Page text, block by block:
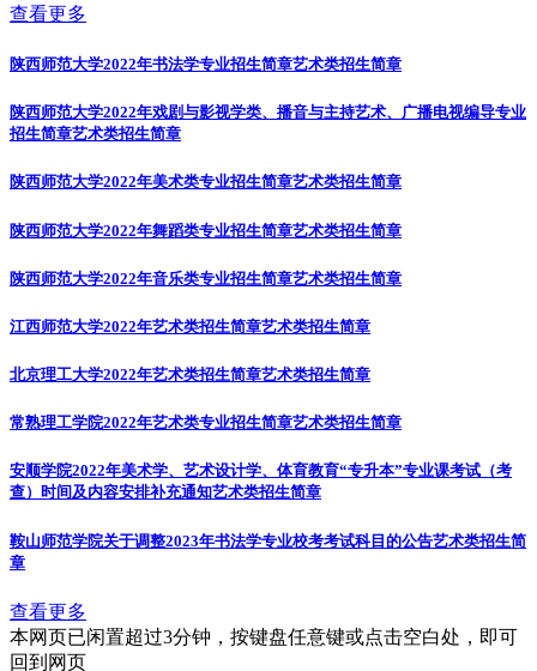
查看更多
陕西师范大学2022年书法学专业招生简章艺术类招生简章
陕西师范大学2022年戏剧与影视学类、播音与主持艺术、广播电视编导专业
招生简章艺术类招生简章
陕西师范大学2022年美术类专业招生简章艺术类招生简章
陕西师范大学2022年舞蹈类专业招生简章艺术类招生简章
陕西师范大学2022年音乐类专业招生简章艺术类招生简章
江西师范大学2022年艺术类招生简章艺术类招生简章
北京理工大学2022年艺术类招生简章艺术类招生简章
常熟理工学院2022年艺术类专业招生简章艺术类招生简章
安顺学院2022年美术学、艺术设计学、体育教育“专升本”专业课考试（考
查）时间及内容安排补充通知艺术类招生简章
鞍山师范学院关于调整2023年书法学专业校考考试科目的公告艺术类招生简
章
查看更多
本网页已闲置超过3分钟，按键盘任意键或点击空白处，即可
回到网页